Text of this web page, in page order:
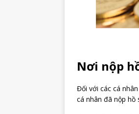
Nơi nộp
Đối với các cá
cá nhân đã nộp hồ